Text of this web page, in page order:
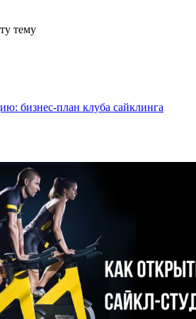
тему
бизнес-план клуба сайклинга